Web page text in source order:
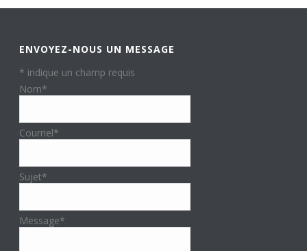
ENVOYEZ-NOUS UN MESSAGE
* indique un champ requis
Nom*
Courriel*
Sujet*
Message*